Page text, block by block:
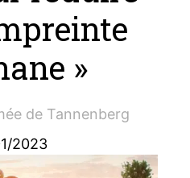
»
de Tannenberg
2023